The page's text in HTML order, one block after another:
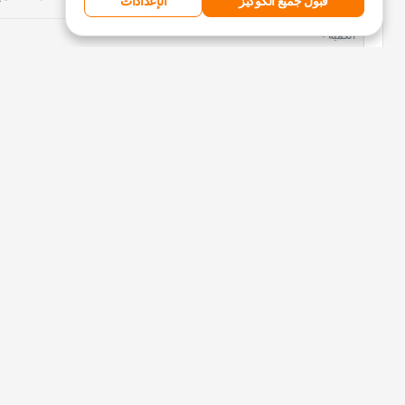
الكمية